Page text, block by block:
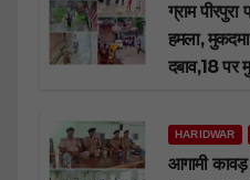
ग्राम
हमला,
दबाव,18 पर
HARIDWAR
आगामी